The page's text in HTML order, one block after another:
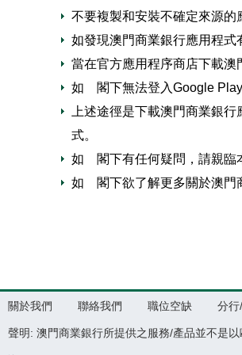
不要複製和安裝不確定來源的
如發現澳門商業銀行應用程式
當在官方應用程序商店下載澳
如 閣下無法登入Google
上述途徑是下載澳門商業銀
式。
如 閣下有任何疑問，請親臨
如 閣下欲了解更多關於澳門
關於我們 聯絡我們 職位空缺 分行
聲明: 澳門商業銀行所提供之服務/產品並不是以